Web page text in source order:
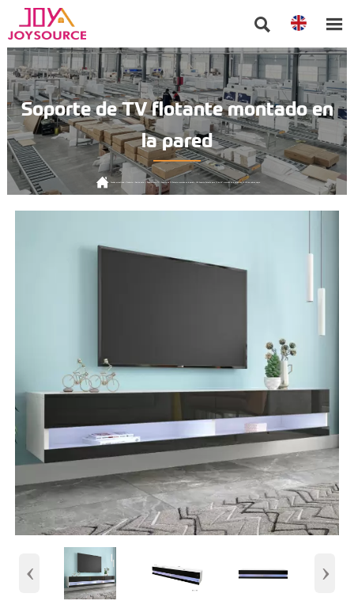
 
Soporte de TV flotante montado en
la pared

‹ ›